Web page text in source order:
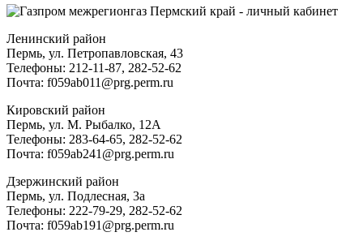
Ленинский район
Пермь, ул. Петропавловская, 43
Телефоны: 212-11-87, 282-52-62
Почта: f059ab011@prg.perm.ru
Кировский район
Пермь, ул. М. Рыбалко, 12А
Телефоны: 283-64-65, 282-52-62
Почта: f059ab241@prg.perm.ru
Дзержинский район
Пермь, ул. Подлесная, 3а
Телефоны: 222-79-29, 282-52-62
Почта: f059ab191@prg.perm.ru